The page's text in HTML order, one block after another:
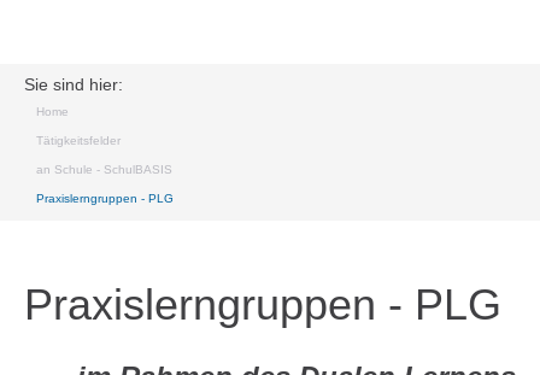
Sie sind hier:
Home
Tätigkeitsfelder
an Schule - SchulBASIS
Praxislerngruppen - PLG
Praxislerngruppen - PLG